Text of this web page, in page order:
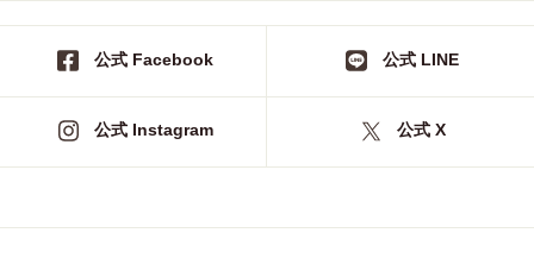
公式 Facebook 公式 LINE
公式 Instagram 公式 X